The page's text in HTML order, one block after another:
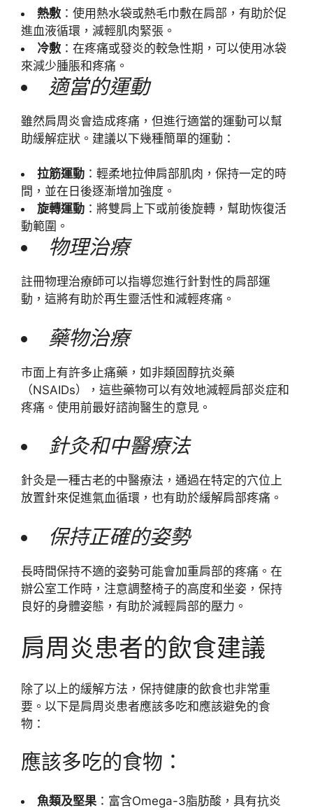
熱敷 ：使用熱水袋或熱毛巾敷在肩部，有助於促
進血液循環，減輕肌肉緊張。
冷敷 ：在疼痛或發炎的較急性期，可以使用冰袋
來減少腫脹和疼痛。
適當的運動
雖然肩周炎會造成疼痛，但進行適當的運動可以幫
助緩解症狀。建議以下幾種簡單的運動：
拉筋運動 ：輕柔地拉伸肩部肌肉，保持一定的時
間，並在日後逐漸增加強度。
旋轉運動 ：將雙肩上下或前後旋轉，幫助恢復活
動範圍。
物理治療
註冊物理治療師可以指導您進行針對性的肩部運
動，這將有助於再生靈活性和減輕疼痛。
藥物治療
市面上有許多止痛藥，如非類固醇抗炎藥
（NSAIDs），這些藥物可以有效地減輕肩部炎症和
疼痛。使用前最好諮詢醫生的意見。
針灸和中醫療法
針灸是一種古老的中醫療法，通過在特定的穴位上
放置針來促進氣血循環，也有助於緩解肩部疼痛。
保持正確的姿勢
長時間保持不適的姿勢可能會加重肩部的疼痛。在
辦公室工作時，注意調整椅子的高度和坐姿，保持
良好的身體姿態，有助於減輕肩部的壓力。
肩周炎患者的飲食建議
除了以上的緩解方法，保持健康的飲食也非常重
要。以下是肩周炎患者應該多吃和應該避免的食
物：
應該多吃的食物：
魚類及堅果 ：富含Omega-3脂肪酸，具有抗炎